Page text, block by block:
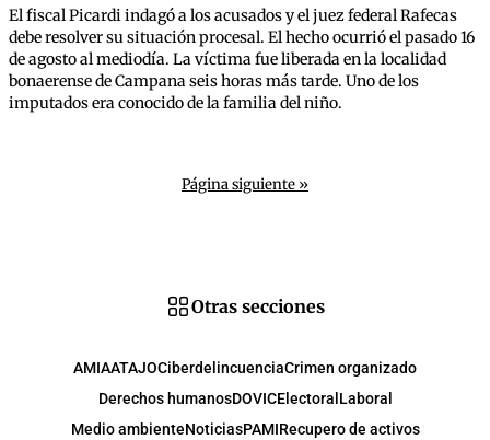
El fiscal Picardi indagó a los acusados y el juez federal Rafecas
debe resolver su situación procesal. El hecho ocurrió el pasado 16
de agosto al mediodía. La víctima fue liberada en la localidad
bonaerense de Campana seis horas más tarde. Uno de los
imputados era conocido de la familia del niño.
Página siguiente »
Otras secciones
AMIAATAJOCiberdelincuenciaCrimen organizado
Derechos humanosDOVICElectoral Laboral
Medio ambienteNoticiasPAMIRecupero de activos